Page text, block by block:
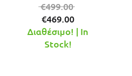
€499.00
was:
€469.00
τρέχουσα
Διαθέσιμο! | In
Stock!